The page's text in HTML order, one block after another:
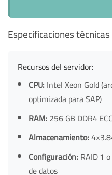
Especificaciones
Recursos del servidor:
CPU: Intel Xeon Gold
optimizada para SAP)
RAM: 256 GB DDR4 ECC
Almacenamiento:
Configuración: RAID 1
de datos